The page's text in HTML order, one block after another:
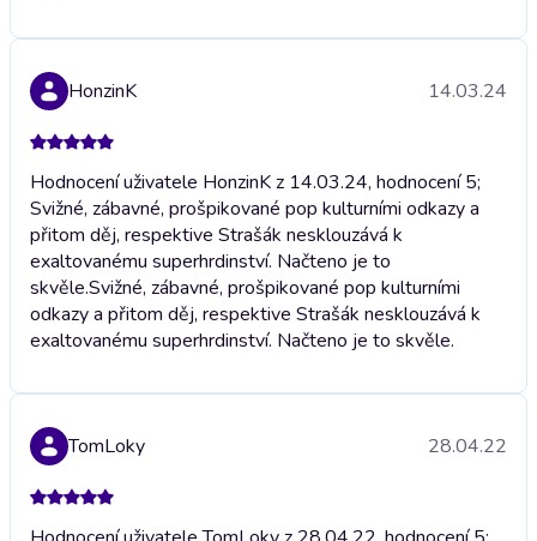
HonzinK 14.03.24
Hodnocení uživatele HonzinK z 14.03.24, hodnocení 5;
Svižné, zábavné, prošpikované pop kulturními odkazy a
přitom děj, respektive Strašák nesklouzává k
exaltovanému superhrdinství. Načteno je to
skvěle.Svižné, zábavné, prošpikované pop kulturními
odkazy a přitom děj, respektive Strašák nesklouzává k
exaltovanému superhrdinství. Načteno je to skvěle.
TomLoky 28.04.22